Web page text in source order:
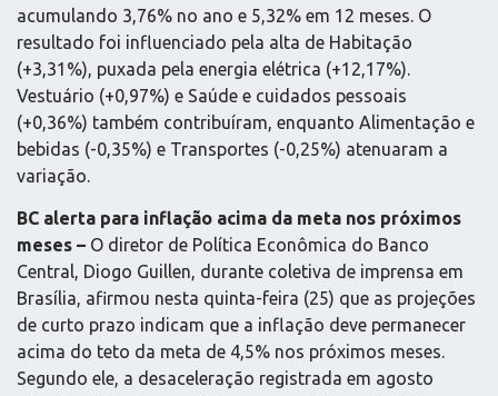
acumulando 3,76% no ano e 5,32% em 12 meses. O
resultado foi influenciado pela alta de Habitação
(+3,31%), puxada pela energia elétrica (+12,17%).
Vestuário (+0,97%) e Saúde e cuidados pessoais
(+0,36%) também contribuíram, enquanto Alimentação e
bebidas (-0,35%) e Transportes (-0,25%) atenuaram a
variação.
BC alerta para inflação acima da meta nos próximos
meses – O diretor de Política Econômica do Banco
Central, Diogo Guillen, durante coletiva de imprensa em
Brasília, afirmou nesta quinta-feira (25) que as projeções
de curto prazo indicam que a inflação deve permanecer
acima do teto da meta de 4,5% nos próximos meses.
Segundo ele, a desaceleração registrada em agosto